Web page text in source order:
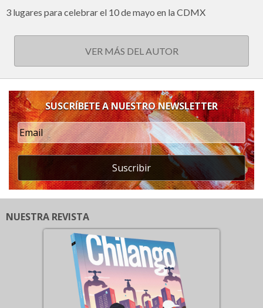
3 lugares para celebrar el 10 de mayo en la CDMX
VER MÁS DEL AUTOR
SUSCRÍBETE A NUESTRO NEWSLETTER
Suscribir
NUESTRA REVISTA